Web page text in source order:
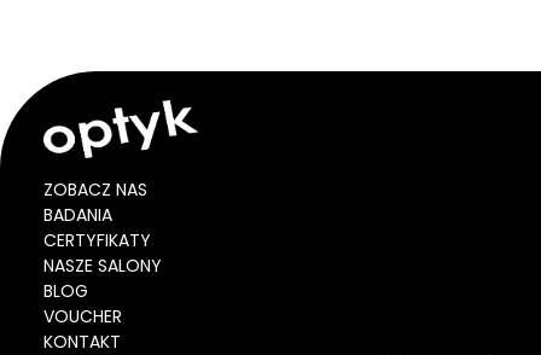
ZOBACZ NAS
BADANIA
CERTYFIKATY
NASZE SALONY
BLOG
VOUCHER
KONTAKT